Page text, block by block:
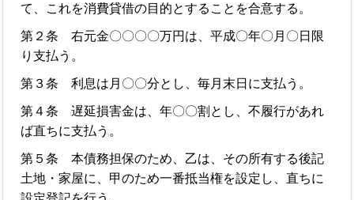
て、これを消費貸借の目的とすることを合意する。
第２条 右元金〇〇〇〇万円は、平成〇年〇月〇日限
り支払う。
第３条 利息は月〇〇分とし、毎月末日に支払う。
第４条 遅延損害金は、年〇〇割とし、不履行があれ
ば直ちに支払う。
第５条 本債務担保のため、乙は、その所有する後記
土地・家屋に、甲のため一番抵当権を設定し、直ちに